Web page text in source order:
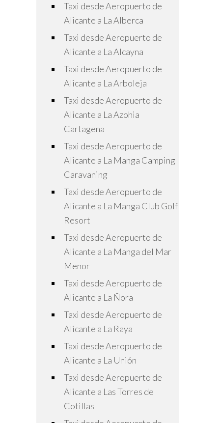
Taxi desde Aeropuerto de
Alicante a La Alberca
Taxi desde Aeropuerto de
Alicante a La Alcayna
Taxi desde Aeropuerto de
Alicante a La Arboleja
Taxi desde Aeropuerto de
Alicante a La Azohia
Cartagena
Taxi desde Aeropuerto de
Alicante a La Manga Camping
Caravaning
Taxi desde Aeropuerto de
Alicante a La Manga Club Golf
Resort
Taxi desde Aeropuerto de
Alicante a La Manga del Mar
Menor
Taxi desde Aeropuerto de
Alicante a La Ñora
Taxi desde Aeropuerto de
Alicante a La Raya
Taxi desde Aeropuerto de
Alicante a La Unión
Taxi desde Aeropuerto de
Alicante a Las Torres de
Cotillas